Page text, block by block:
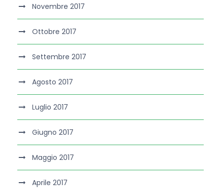
Novembre 2017
Ottobre 2017
Settembre 2017
Agosto 2017
Luglio 2017
Giugno 2017
Maggio 2017
Aprile 2017